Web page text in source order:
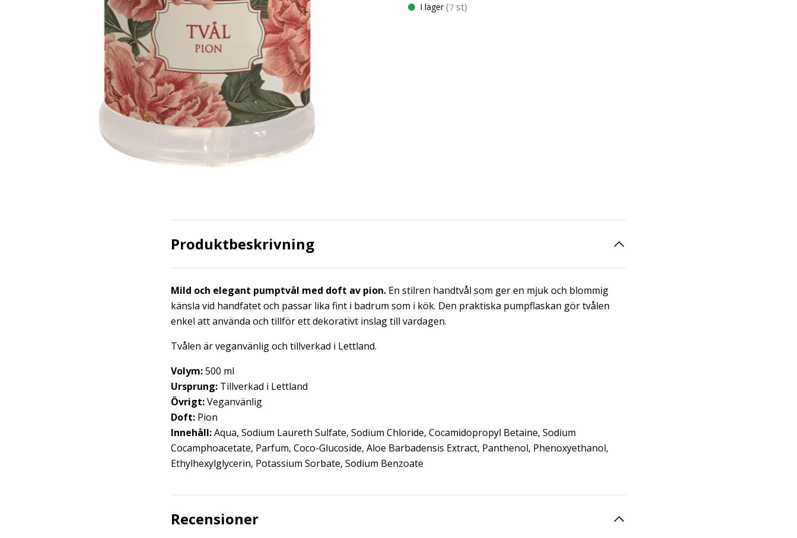
I lager (7 st)
Produktbeskrivning
Mild och elegant pumptvål med doft av pion. En stilren handtvål som ger en mjuk och blommig
känsla vid handfatet och passar lika fint i badrum som i kök. Den praktiska pumpflaskan gör tvålen
enkel att använda och tillför ett dekorativt inslag till vardagen.
Tvålen är veganvänlig och tillverkad i Lettland.
Volym:500 ml
Ursprung: Tillverkad i Lettland
Övrigt:Veganvänlig
Doft: Pion
Innehåll:Aqua, Sodium Laureth Sulfate, Sodium Chloride, Cocamidopropyl Betaine, Sodium
Cocamphoacetate, Parfum, Coco-Glucoside, Aloe Barbadensis Extract, Panthenol, Phenoxyethanol,
Ethylhexylglycerin, Potassium Sorbate, Sodium Benzoate
Recensioner